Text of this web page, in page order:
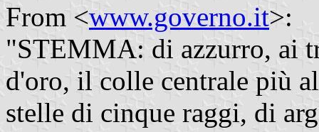
From <www.governo.it>:
"STEMMA: di azzurro, ai
d'oro, il colle centrale più
stelle di cinque raggi, di